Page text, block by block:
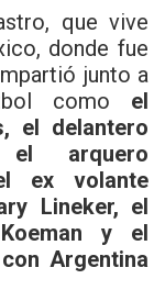
que vive
donde fue
junto a
como el
el delantero
el arquero
ex volante
Lineker, el
y el
Argentina